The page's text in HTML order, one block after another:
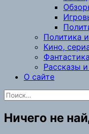
Политика
Кино,
Рассказы
О сайте
Найти:
Ничего не